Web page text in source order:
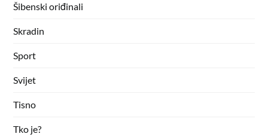
Šibenski oriđinali
Skradin
Sport
Svijet
Tisno
Tko je?